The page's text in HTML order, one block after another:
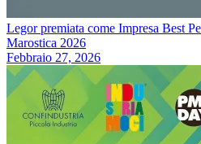
Legor premiata come Impresa Best
Marostica 2026
Febbraio 27, 2026